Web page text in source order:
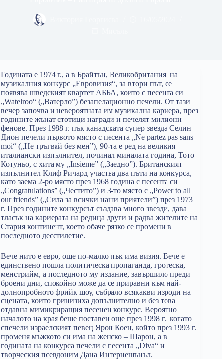
Годината е 1974 г., a в Брайтън, Великобритания, на
музикалния конкурс „Евровизия“, за втори път, се
появява шведският квартет АББА, които с песента си
„Watelroo“ („Ватерло”) безапелационно печели. От тази
вечер започва и невероятната им музикална кариера, през
годините жънат стотици награди и печелят милиони
фенове. През 1988 г. пък канадската супер звезда Селин
Дион печели първото място с песента „Ne partez pas sans
moi“ („Не тръгвай без мен”), 90-та е ред на великия
италиански изпълнител, починал миналата година, Тото
Котуньо, с хита му „Insieme” („Заедно”). Британският
изпълнител Клиф Ричард участва два пъти на конкурса,
като заема 2-ро място през 1968 година с песента си
„Congratulations” („Честито”) и 3-то място с „Power to all
our friends” („Сила за всички наши приятели”) през 1973
г. През годините конкурсът създава много звезди, дава
тласък на кариерата на редица други и радва жителите на
Стария континент, което обаче рязко се промени в
последното десетилетие.
Вече нито е евро, още по-малко пък има визия. Вече е
единствено пошла политическа пропаганда, гротеска,
менстрийм, а последното му издание, завършило преди
броени дни, спокойно може да се приравни към най-
долнопробното фрийк шоу, събрало всякакви изроди на
сцената, които принизиха допълнително и без това
отдавна мимикриращия песенен конкурс. Вероятно
началото на края беше поставен още през 1998 г., когато
спечели израелският певец Ярон Коен, който през 1993 г.
променя мъжкото си има на женско – Шарон, а в
годината на конкурса печели с песента „Diva“ и
творческия псевдоним Дана Интернешънъл.